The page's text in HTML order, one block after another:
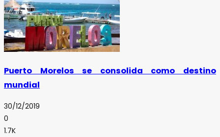
Puerto Morelos se consolida como destino
mundial
30/12/2019
0
1.7K